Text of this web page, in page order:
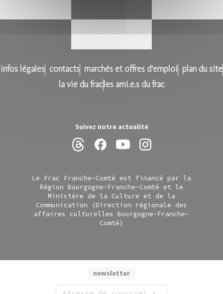
Suivez notre actualité
newsletter
infos légales contacts marchés et offres d'emploi
plan du site
la vie du frac les ami.e.s du frac
Le Frac Franche-Comté est financé par la
Région Bourgogne-Franche-Comté et le
Ministère de la Culture et de la
Communication (Direction régionale des
affaires culturelles Bourgogne-Franche-
Comté)